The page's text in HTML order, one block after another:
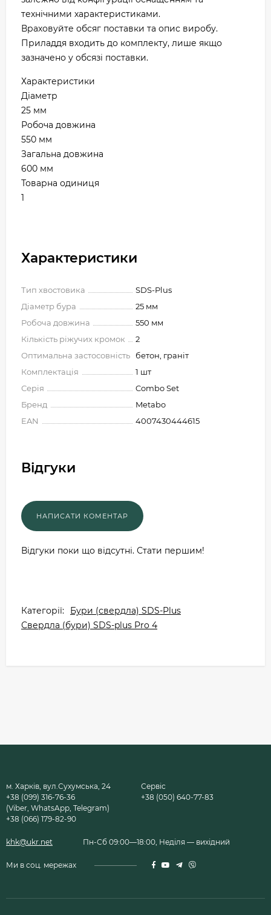
технічними характеристиками.
Враховуйте обсяг поставки та опис виробу.
Приладдя входить до комплекту, лише якщо
зазначено у обсязі поставки.
Характеристики
Діаметр
25 мм
Робоча довжина
550 мм
Загальна довжина
600 мм
Товарна одиниця
1
Характеристики
Тип хвостовика
SDS-Plus
Діаметр бура
25 мм
Робоча довжина
550 мм
Кількість ріжучих кромок
2
Оптимальна застосовність
бетон, граніт
Комплектація
1 шт
Серія
Combo Set
Бренд
Metabo
EAN
4007430444615
Відгуки
Відгуки поки що відсутні. Стати першим!
Категорії:
Бури (свердла) SDS-Plus
Свердла (бури) SDS-plus Pro 4
м. Харків, вул.Сухумська, 24
+38 (099) 316-76-36
(Viber, WhatsApp, Telegram)
+38 (066) 179-82-90
Сервіс
+38 (050) 640-77-83
khk@ukr.net Пн-Сб 09:00—18:00, Неділя — вихідний
Ми в соц. мережах